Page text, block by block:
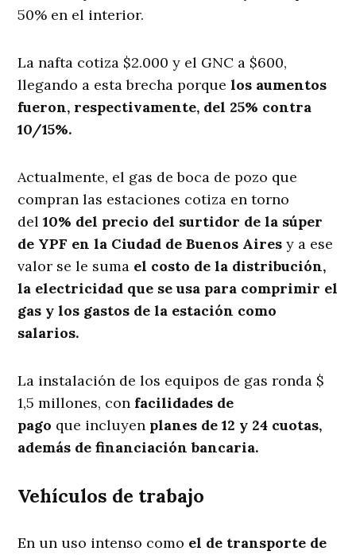
50% en el interior.
La nafta cotiza $2.000 y el GNC a $600,
llegando a esta brecha porquelos aumentos
fueron, respectivamente, del 25% contra
10/15%.
Actualmente, el gas de boca de pozo que
compran las estaciones cotiza en torno
del10% del precio del surtidor de la súper
de YPF en la Ciudad de Buenos Airesy a ese
valor se le suma el costo de la distribución,
la electricidad que se usa para comprimir el
gas y los gastos de la estación como
salarios.
La instalación de los equipos de gas ronda $
1,5 millones, con facilidades de
pago que incluyen planes de 12 y 24 cuotas,
además de financiación bancaria.
Vehículos de trabajo
En un uso intenso como el de transporte de